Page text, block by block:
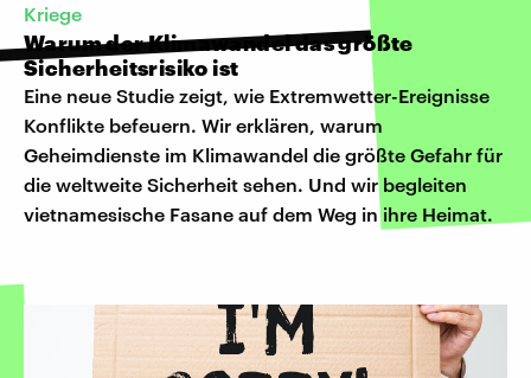
Kriege
Warum der Klimawandel das größte
Sicherheitsrisiko ist
Eine neue Studie zeigt, wie Extremwetter-Ereignisse
Konflikte befeuern. Wir erklären, warum
Geheimdienste im Klimawandel die größte Gefahr für
die weltweite Sicherheit sehen. Und wir begleiten
vietnamesische Fasane auf dem Weg in ihre Heimat.